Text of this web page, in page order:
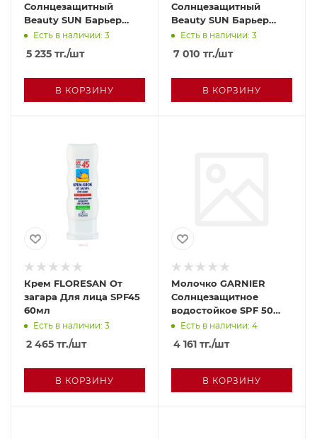
Солнцезащитный
Beauty SUN Барьер
SPF60 75мл
Есть в наличии: 3
5 235 тг./шт
В КОРЗИНУ
Солнцезащитный
Beauty SUN Барьер
SPF100 75мл
Есть в наличии: 3
7 010 тг./шт
В КОРЗИНУ
Крем FLORESAN От
загара Для лица SPF45
60мл
Есть в наличии: 3
2 465 тг./шт
В КОРЗИНУ
Молочко GARNIER
Солнцезащитное
водостойкое SPF 50
175мл п/у
Есть в наличии: 4
4 161 тг./шт
В КОРЗИНУ